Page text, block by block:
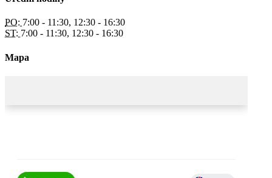
PO: 7:00 - 11:30, 12:30 - 16:30
ST: 7:00 - 11:30, 12:30 - 16:30
Mapa